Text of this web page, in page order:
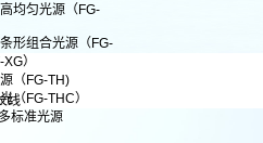
均匀光源（FG-
形组合光源（FG-
）
（FG-TH)
（FG-THC）
标准光源
线